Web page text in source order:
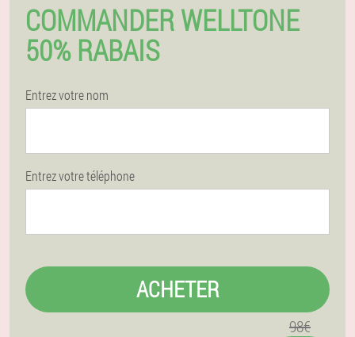
COMMANDER WELLTONE
50% RABAIS
Entrez votre nom
Entrez votre téléphone
ACHETER
98€